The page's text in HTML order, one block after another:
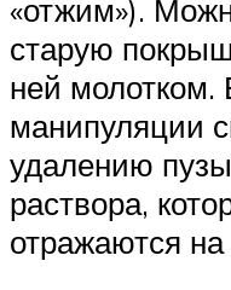
«отжим»).
старую
ней молотком.
манипуляции
удалению
раствора,
отражаются